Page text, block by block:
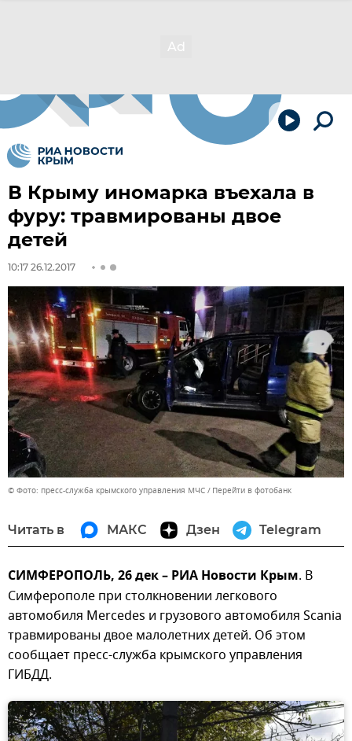
В Крыму иномарка въехала в
фуру: травмированы двое
детей
10:17 26.12.2017
© Фото: пресс-служба крымского управления МЧС Перейти в фотобанк
Читать в МАКС Дзен Telegram
СИМФЕРОПОЛЬ, 26 дек – РИА Новости Крым. В
Симферополе при столкновении легкового
автомобиля Mercedes и грузового автомобиля Scania
травмированы двое малолетних детей. Об этом
сообщает пресс-служба крымского управления
ГИБДД.